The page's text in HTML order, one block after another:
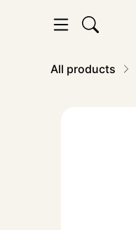
All products